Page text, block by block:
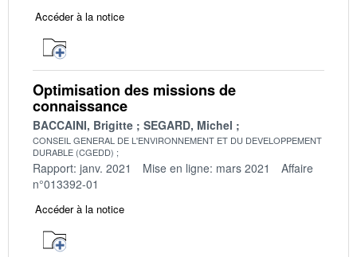
Accéder à la notice
Optimisation des missions de
connaissance
BACCAINI, Brigitte SEGARD, Michel
CONSEIL GENERAL DE L'ENVIRONNEMENT ET DU DEVELOPPEMENT
DURABLE (CGEDD)
Rapport: janv. 2021 Mise en ligne: mars 2021
Affaire
n°013392-01
Accéder à la notice